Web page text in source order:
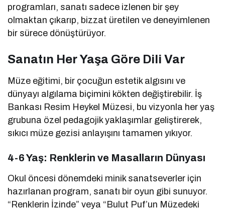
programları, sanatı sadece izlenen bir şey
olmaktan çıkarıp, bizzat üretilen ve deneyimlenen
bir sürece dönüştürüyor.
Sanatın Her Yaşa Göre Dili Var
Müze eğitimi, bir çocuğun estetik algısını ve
dünyayı algılama biçimini kökten değiştirebilir. İş
Bankası Resim Heykel Müzesi, bu vizyonla her yaş
grubuna özel pedagojik yaklaşımlar geliştirerek,
sıkıcı müze gezisi anlayışını tamamen yıkıyor.
4-6 Yaş: Renklerin ve Masalların Dünyası
Okul öncesi dönemdeki minik sanatseverler için
hazırlanan program, sanatı bir oyun gibi sunuyor.
“Renklerin İzinde” veya “Bulut Puf’un Müzedeki